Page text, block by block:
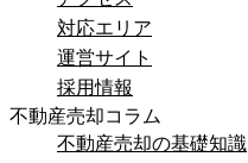
対応エリア
運営サイト
採用情報
不動産売却コラム
不動産売却の基礎知識